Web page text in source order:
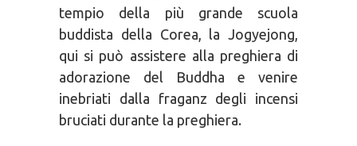
tempio della più grande scuola
buddista della Corea, la Jogyejong,
qui si può assistere alla preghiera di
adorazione del Buddha e venire
inebriati dalla fraganz degli incensi
bruciati durante la preghiera.